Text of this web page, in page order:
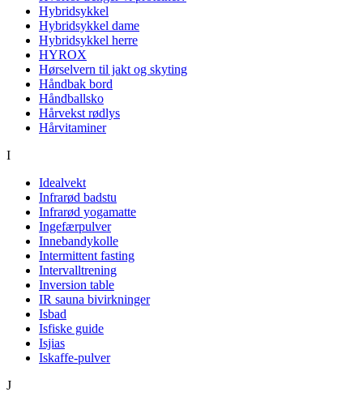
Hybridsykkel
Hybridsykkel dame
Hybridsykkel herre
HYROX
Hørselvern til jakt og skyting
Håndbak bord
Håndballsko
Hårvekst rødlys
Hårvitaminer
I
Idealvekt
Infrarød badstu
Infrarød yogamatte
Ingefærpulver
Innebandykolle
Intermittent fasting
Intervalltrening
Inversion table
IR sauna bivirkninger
Isbad
Isfiske guide
Isjias
Iskaffe-pulver
J